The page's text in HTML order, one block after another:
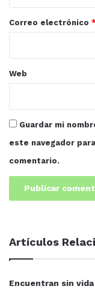
*
Correo electrónico
Web
Guardar mi
este navegador
comentario.
Artículos
Encuentran sin